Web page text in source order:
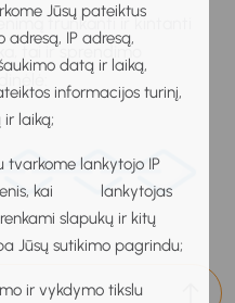
Jūsų pateiktus
IP adresą,
datą ir laiką,
informacijos turinį,
laiką;
tvarkome lankytojo IP
kai lankytojas
slapukų ir kitų
Jūsų sutikimo pagrindu;
ir vykdymo tikslu
trunkanti ir kintanti
tai ir sprendimo